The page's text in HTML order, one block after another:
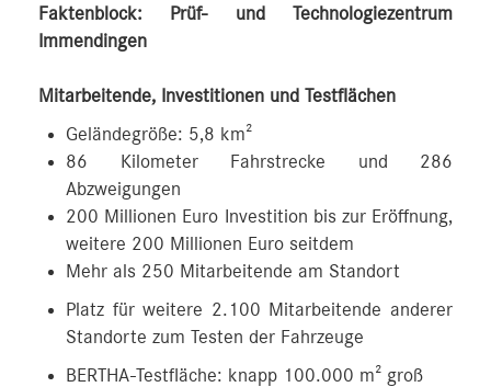
Faktenblock: Prüf- und Technologiezentrum
Immendingen
Mitarbeitende, Investitionen und Testflächen
Geländegröße: 5,8 km²
86 Kilometer Fahrstrecke und 286
Abzweigungen
200 Millionen Euro Investition bis zur Eröffnung,
weitere 200 Millionen Euro seitdem
Mehr als 250 Mitarbeitende am Standort
Platz für weitere 2.100 Mitarbeitende anderer
Standorte zum Testen der Fahrzeuge
BERTHA-Testfläche: knapp 100.000 m² groß